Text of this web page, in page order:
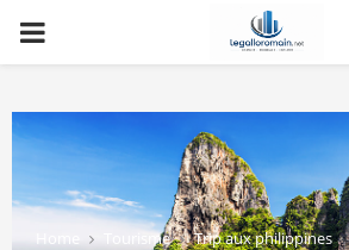
PRIMARY
Home Tourisme Trip aux philippines